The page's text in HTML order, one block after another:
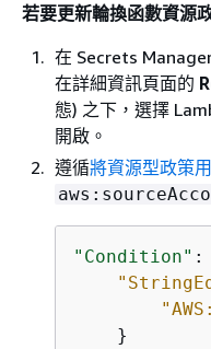
若要更新輪換函數資源
在 Secrets
在詳細資訊頁面的
態) 之下，選擇
開啟。
遵循將資源型政策
"Condition" :
    }